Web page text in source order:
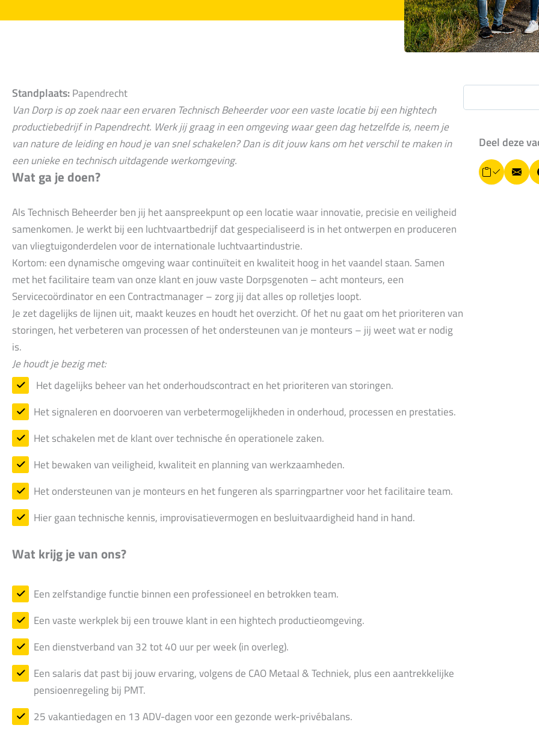
Standplaats:Papendrecht
Van Dorp is op zoek naar een ervaren Technisch Beheerder voor een vaste locatie bij een hightech
productiebedrijf in Papendrecht. Werk jij graag in een omgeving waar geen dag hetzelfde is, neem je
van nature de leiding en houd je van snel schakelen? Dan is dit jouw kans om het verschil te maken in
een unieke en technisch uitdagende werkomgeving.
Wat ga je doen?
Als Technisch Beheerder ben jij het aanspreekpunt op een locatie waar innovatie, precisie en veiligheid
samenkomen. Je werkt bij een luchtvaartbedrijf dat gespecialiseerd is in het ontwerpen en produceren
van vliegtuigonderdelen voor de internationale luchtvaartindustrie.
Kortom: een dynamische omgeving waar continuïteit en kwaliteit hoog in het vaandel staan. Samen
met het facilitaire team van onze klant en jouw vaste Dorpsgenoten – acht monteurs, een
Servicecoördinator en een Contractmanager – zorg jij dat alles op rolletjes loopt.
Je zet dagelijks de lijnen uit, maakt keuzes en houdt het overzicht. Of het nu gaat om het prioriteren van
storingen, het verbeteren van processen of het ondersteunen van je monteurs – jij weet wat er nodig
is.
Je houdt je bezig met:
Het dagelijks beheer van het onderhoudscontract en het prioriteren van storingen.
Het signaleren en doorvoeren van verbetermogelijkheden in onderhoud, processen en prestaties.
Het schakelen met de klant over technische én operationele zaken.
Het bewaken van veiligheid, kwaliteit en planning van werkzaamheden.
Het ondersteunen van je monteurs en het fungeren als sparringpartner voor het facilitaire team.
Hier gaan technische kennis, improvisatievermogen en besluitvaardigheid hand in hand.
Wat krijg je van ons?
Een zelfstandige functie binnen een professioneel en betrokken team.
Een vaste werkplek bij een trouwe klant in een hightech productieomgeving.
Een dienstverband van 32 tot 40 uur per week (in overleg).
Een salaris dat past bij jouw ervaring, volgens de CAO Metaal & Techniek, plus een aantrekkelijke
pensioenregeling bij PMT.
25 vakantiedagen en 13 ADV-dagen voor een gezonde werk-privébalans.
Deel deze
L
i
E